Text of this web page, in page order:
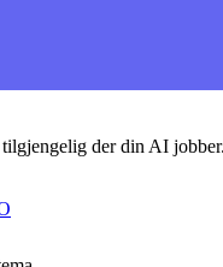
der din AI